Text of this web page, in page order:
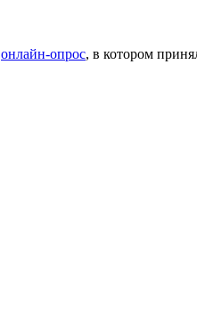
онлайн-опрос, в котором